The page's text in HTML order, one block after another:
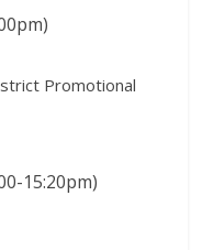
Promotional
15:20pm)